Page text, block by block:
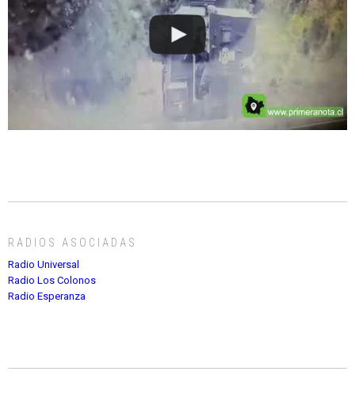
RADIOS ASOCIADAS
Radio Universal
Radio Los Colonos
Radio Esperanza